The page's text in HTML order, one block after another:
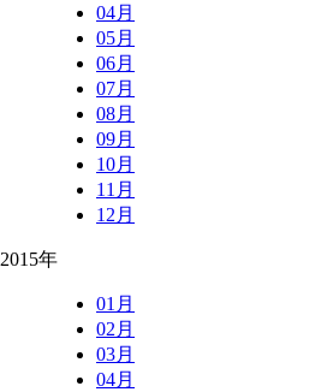
04月
05月
06月
07月
08月
09月
10月
11月
12月
2015年
01月
02月
03月
04月